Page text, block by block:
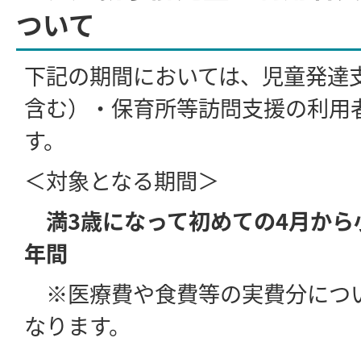
ついて
下記の期間においては、児童発達
含む）・保育所等訪問支援の利用
す。
＜対象となる期間＞
満3歳になって初めての4月か
年間
※医療費や食費等の実費分につ
なります。